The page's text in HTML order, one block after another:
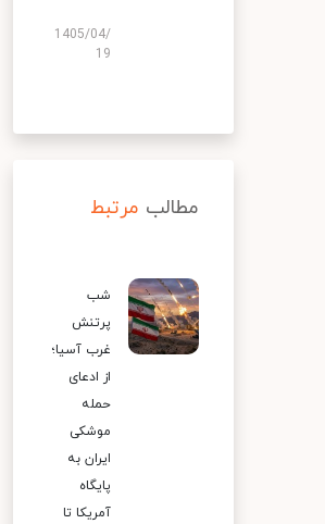
1405/04/
19
مطالب مرتبط
شب
پرتنش
غرب آسیا؛
از ادعای
حمله
موشکی
ایران به
پایگاه
آمریکا تا